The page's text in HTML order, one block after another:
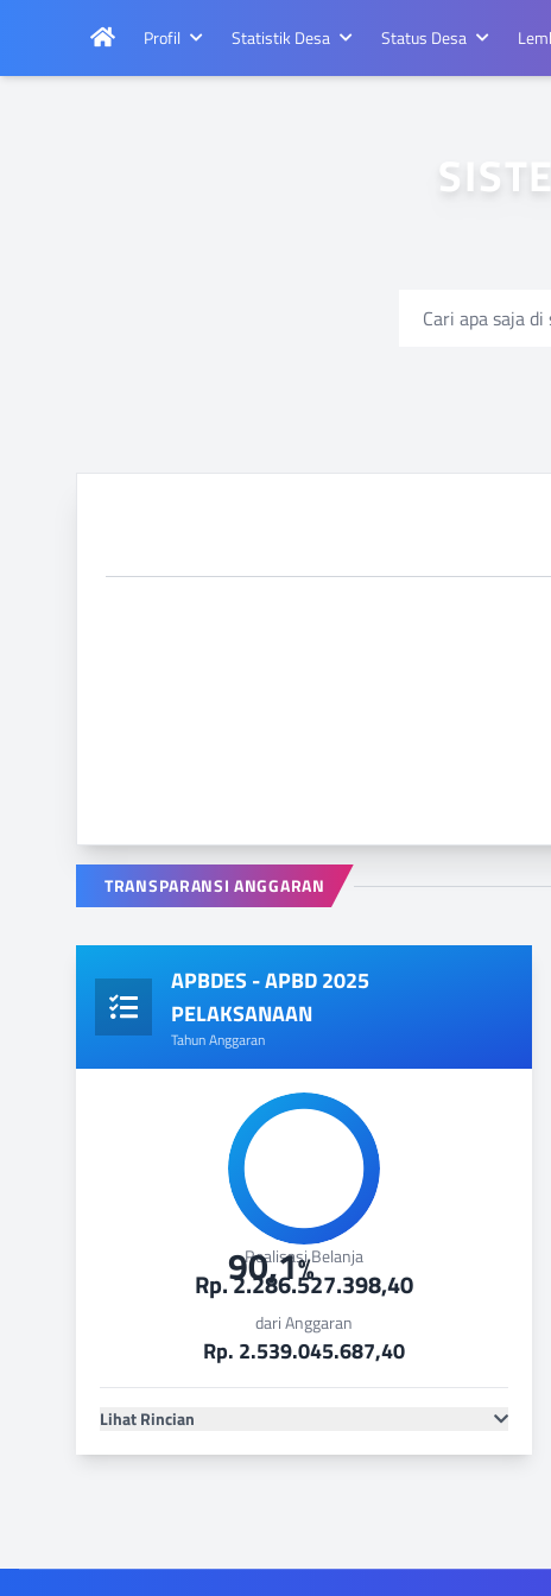
Profil Statistik Desa Status Desa
TRANSPARANSI ANGGARAN
APBDES - APBD 2025
PELAKSANAAN
Tahun Anggaran
90,1%
Realisasi Belanja
Rp. 2.286.527.398,40
dari Anggaran
Rp. 2.539.045.687,40
Lihat Rincian